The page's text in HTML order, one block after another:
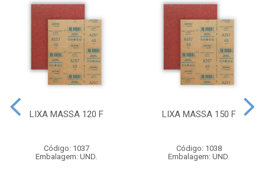
LIXA MASSA 120 F
Código: 1037
Embalagem: UND.
LIXA MASSA 150 F
Código: 1038
Embalagem: UND.